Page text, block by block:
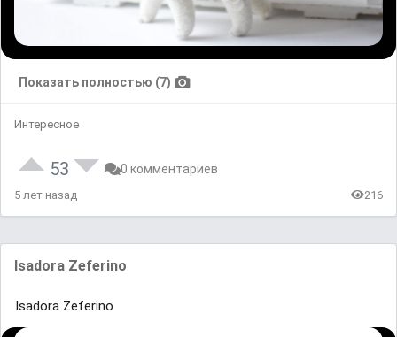
Показать полностью (7)
Интересное
53 0 комментариев
5 лет назад 216
Isadora Zeferino
Isadora Zeferino